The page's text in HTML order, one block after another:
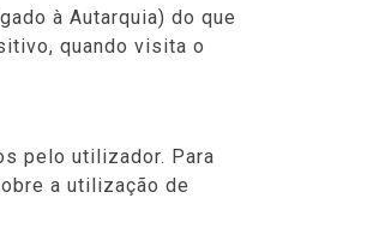
à Autarquia) do que
quando visita o
pelo utilizador. Para
a utilização de